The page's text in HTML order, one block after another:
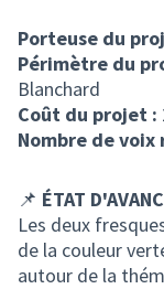
Porteuse du
Périmètre du
Blanchard
Coût du projet :
Nombre de voix
📌 ÉTAT
Les deux
de la couleur
autour de la